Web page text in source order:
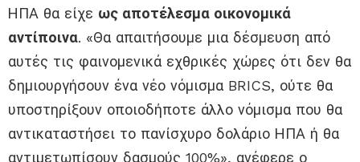
ΗΠΑ θα είχε ως αποτέλεσμα οικονομικά
αντίποινα. «Θα απαιτήσουμε μια δέσμευση από
αυτές τις φαινομενικά εχθρικές χώρες ότι δεν θα
δημιουργήσουν ένα νέο νόμισμα BRICS, ούτε θα
υποστηρίξουν οποιοδήποτε άλλο νόμισμα που θα
αντικαταστήσει το πανίσχυρο δολάριο ΗΠΑ ή θα
αντιμετωπίσουν δασμούς 100%», ανέφερε ο